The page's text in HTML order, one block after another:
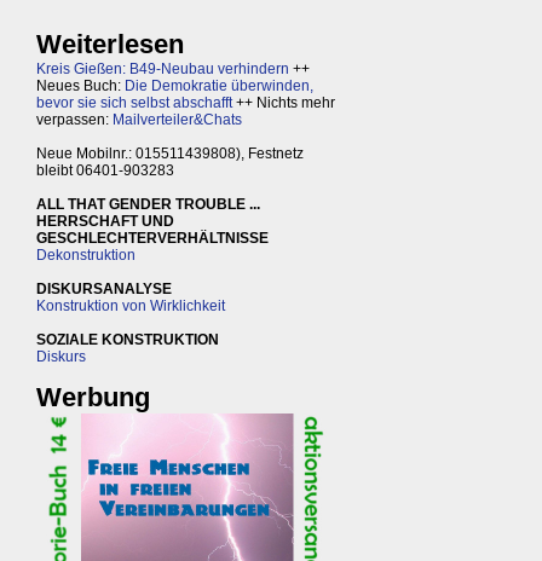
Weiterlesen
Kreis Gießen: B49-Neubau verhindern ++
Neues Buch: Die Demokratie überwinden,
bevor sie sich selbst abschafft++ Nichts mehr
verpassen: Mailverteiler&Chats
Neue Mobilnr.: 015511439808), Festnetz
bleibt 06401-903283
ALL THAT GENDER TROUBLE ...
HERRSCHAFT UND
GESCHLECHTERVERHÄLTNISSE
Dekonstruktion
DISKURSANALYSE
Konstruktion von Wirklichkeit
SOZIALE KONSTRUKTION
Diskurs
Werbung